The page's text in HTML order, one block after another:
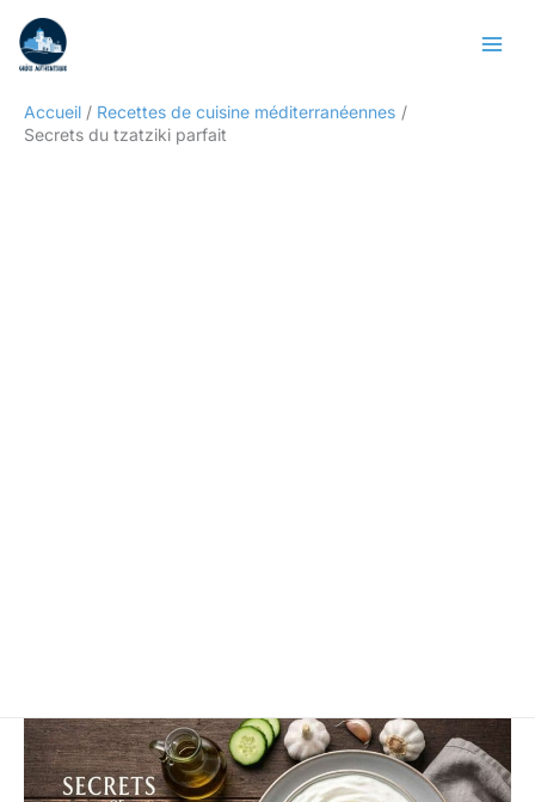
contenu
Accueil
Recettes de cuisine méditerranéennes
Secrets du tzatziki parfait
Rechercher